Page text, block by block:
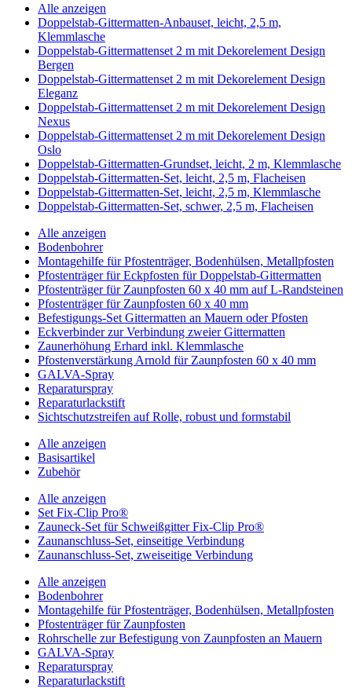
Alle anzeigen
Doppelstab-Gittermatten-Anbauset, leicht, 2,5 m,
Klemmlasche
Doppelstab-Gittermattenset 2 m mit Dekorelement Design
Bergen
Doppelstab-Gittermattenset 2 m mit Dekorelement Design
Eleganz
Doppelstab-Gittermattenset 2 m mit Dekorelement Design
Nexus
Doppelstab-Gittermattenset 2 m mit Dekorelement Design
Oslo
Doppelstab-Gittermatten-Grundset, leicht, 2 m, Klemmlasche
Doppelstab-Gittermatten-Set, leicht, 2,5 m, Flacheisen
Doppelstab-Gittermatten-Set, leicht, 2,5 m, Klemmlasche
Doppelstab-Gittermatten-Set, schwer, 2,5 m, Flacheisen
Alle anzeigen
Bodenbohrer
Montagehilfe für Pfostenträger, Bodenhülsen, Metallpfosten
Pfostenträger für Eckpfosten für Doppelstab-Gittermatten
Pfostenträger für Zaunpfosten 60 x 40 mm auf L-Randsteinen
Pfostenträger für Zaunpfosten 60 x 40 mm
Befestigungs-Set Gittermatten an Mauern oder Pfosten
Eckverbinder zur Verbindung zweier Gittermatten
Zaunerhöhung Erhard inkl. Klemmlasche
Pfostenverstärkung Arnold für Zaunpfosten 60 x 40 mm
GALVA-Spray
Reparaturspray
Reparaturlackstift
Sichtschutzstreifen auf Rolle, robust und formstabil
Alle anzeigen
Basisartikel
Zubehör
Alle anzeigen
Set Fix-Clip Pro®
Zauneck-Set für Schweißgitter Fix-Clip Pro®
Zaunanschluss-Set, einseitige Verbindung
Zaunanschluss-Set, zweiseitige Verbindung
Alle anzeigen
Bodenbohrer
Montagehilfe für Pfostenträger, Bodenhülsen, Metallpfosten
Pfostenträger für Zaunpfosten
Rohrschelle zur Befestigung von Zaunpfosten an Mauern
GALVA-Spray
Reparaturspray
Reparaturlackstift